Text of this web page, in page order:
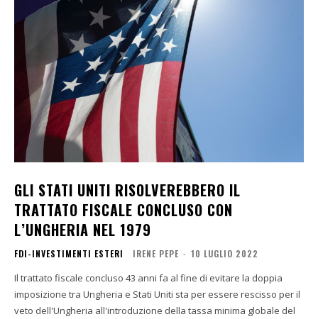
GLI STATI UNITI RISOLVEREBBERO IL
TRATTATO FISCALE CONCLUSO CON
L’UNGHERIA NEL 1979
FDI-INVESTIMENTI ESTERI IRENE PEPE - 10 LUGLIO 2022
Il trattato fiscale concluso 43 anni fa al fine di evitare la doppia
imposizione tra Ungheria e Stati Uniti sta per essere rescisso per il
veto dell'Ungheria all'introduzione della tassa minima globale del